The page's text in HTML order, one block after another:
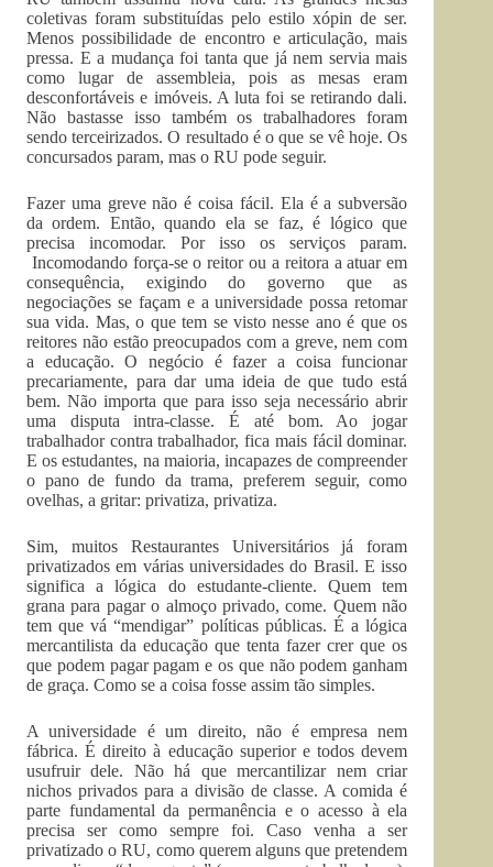
coletivas foram substituídas pelo estilo xópin de ser.
Menos possibilidade de encontro e articulação, mais
pressa. E a mudança foi tanta que já nem servia mais
como lugar de assembleia, pois as mesas eram
desconfortáveis e imóveis. A luta foi se retirando dali.
Não bastasse isso também os trabalhadores foram
sendo terceirizados. O resultado é o que se vê hoje. Os
concursados param, mas o RU pode seguir.
Fazer uma greve não é coisa fácil. Ela é a subversão
da ordem. Então, quando ela se faz, é lógico que
precisa incomodar. Por isso os serviços param.
Incomodando força-se o reitor ou a reitora a atuar em
consequência, exigindo do governo que as
negociações se façam e a universidade possa retomar
sua vida. Mas, o que tem se visto nesse ano é que os
reitores não estão preocupados com a greve, nem com
a educação. O negócio é fazer a coisa funcionar
precariamente, para dar uma ideia de que tudo está
bem. Não importa que para isso seja necessário abrir
uma disputa intra-classe. É até bom. Ao jogar
trabalhador contra trabalhador, fica mais fácil dominar.
E os estudantes, na maioria, incapazes de compreender
o pano de fundo da trama, preferem seguir, como
ovelhas, a gritar: privatiza, privatiza.
Sim, muitos Restaurantes Universitários já foram
privatizados em várias universidades do Brasil. E isso
significa a lógica do estudante-cliente. Quem tem
grana para pagar o almoço privado, come. Quem não
tem que vá “mendigar” políticas públicas. É a lógica
mercantilista da educação que tenta fazer crer que os
que podem pagar pagam e os que não podem ganham
de graça. Como se a coisa fosse assim tão simples.
A universidade é um direito, não é empresa nem
fábrica. É direito à educação superior e todos devem
usufruir dele. Não há que mercantilizar nem criar
nichos privados para a divisão de classe. A comida é
parte fundamental da permanência e o acesso à ela
precisa ser como sempre foi. Caso venha a ser
privatizado o RU, como querem alguns que pretendem